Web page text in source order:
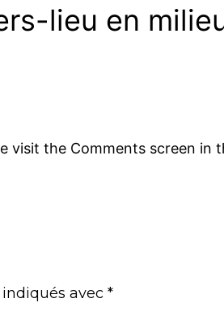
lieu en
visit the Comments screen in
indiqués avec*